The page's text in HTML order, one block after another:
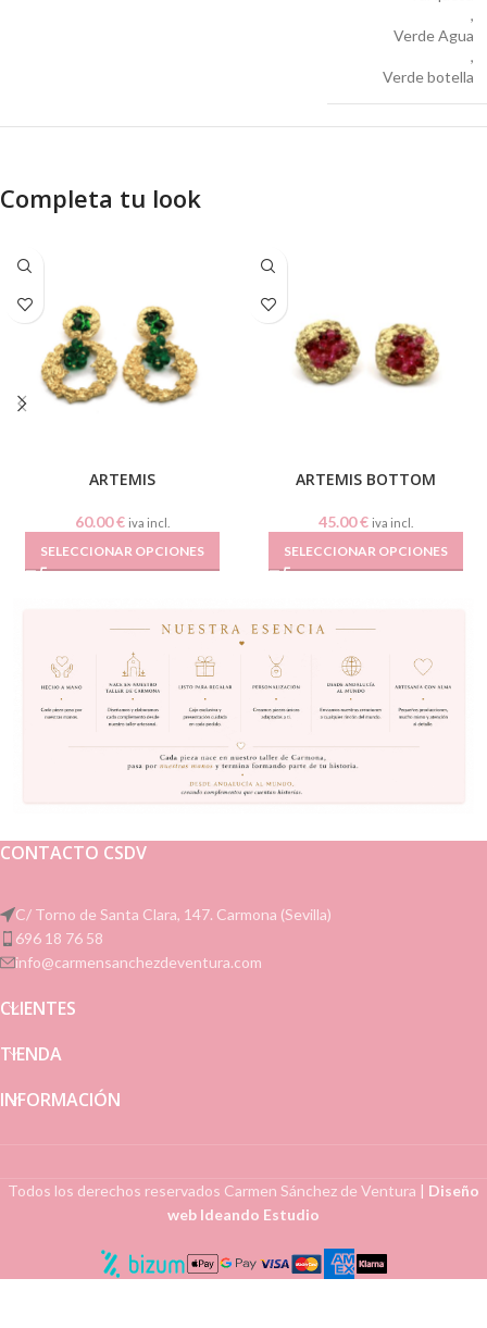
,
Verde Agua
,
Verde botella
Completa tu look
ARTEMIS
60.00€ iva incl.
SELECCIONAR OPCIONES
ARTEMIS BOTTOM
45.00€ iva incl.
SELECCIONAR OPCIONES
CONTACTO CSDV
C/ Torno de Santa Clara, 147. Carmona (Sevilla)
696 18 76 58
info@carmensanchezdeventura.com
CLIENTES
TIENDA
INFORMACIÓN
Todos los derechos reservados Carmen Sánchez de Ventura | Diseño
web Ideando Estudio